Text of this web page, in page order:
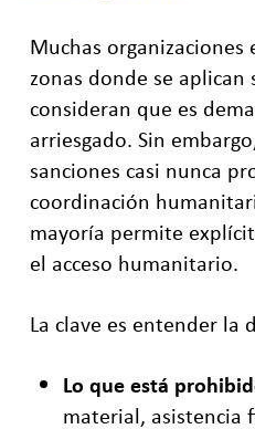
Muchas
zonas donde se aplican
consideran que es
arriesgado. Sin
sanciones casi nunca
coordinación
mayoría permite
el acceso humanitario.
La clave es entender la
Lo que está
material, asistencia